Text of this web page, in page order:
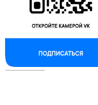
--------------------------